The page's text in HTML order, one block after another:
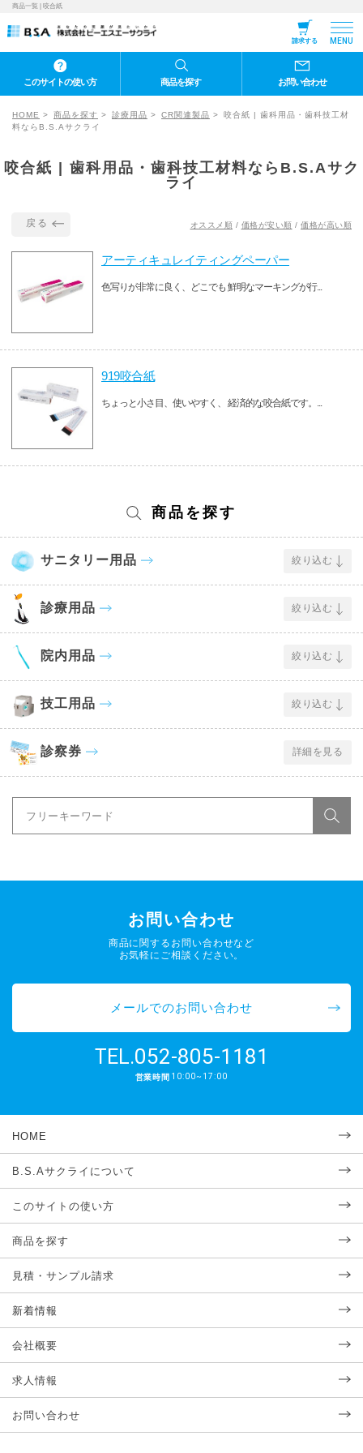
商品一覧 | 咬合紙
請求する MENU
このサイトの使い方 商品を探す お問い合わせ
HOME 商品を探す 診療用品 CR関連製品
咬合紙 | 歯科用品・歯科技工材
料ならB.S.Aサクライ
咬合紙 | 歯科用品・歯科技工材料ならB.S.Aサク
ライ
戻る オススメ順 / 価格が安い順 / 価格が高い順
アーティキュレイティングペーパー
色写りが非常に良く、どこでも 鮮明なマーキングが行...
919咬合紙
ちょっと小さ目、使いやすく、 経済的な咬合紙です。...
商品を探す
サニタリー用品 絞り込む
診療用品 絞り込む
院内用品 絞り込む
技工用品 絞り込む
診察券 詳細を見る
お問い合わせ
商品に関するお問い合わせなど
お気軽にご相談ください。
メールでのお問い合わせ
TEL.052-805-1181
営業時間 10:00~17:00
HOME
B.S.Aサクライについて
このサイトの使い方
商品を探す
見積・サンプル請求
新着情報
会社概要
求人情報
お問い合わせ